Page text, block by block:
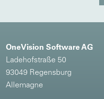
OneVision Software AG
Ladehofstraße 50
93049 Regensburg
Allemagne